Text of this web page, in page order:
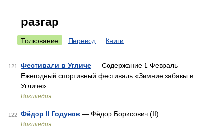
разгар
Толкование Перевод Книги
121 Фестивали в Угличе — Содержание 1 Февраль
Ежегодный cпортивный фестиваль «Зимние забавы в
Угличе» …
Википедия
122 Фёдор II Годунов — Фёдор Борисович (II) …
Википедия